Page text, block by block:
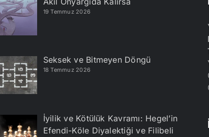
19 Temmuz 2026
Seksek ve Bitmeyen Döngü
18 Temmuz 2026
İyilik ve Kötülük Kavramı: Hegel’in
Efendi-Köle Diyalektiği ve Filibeli